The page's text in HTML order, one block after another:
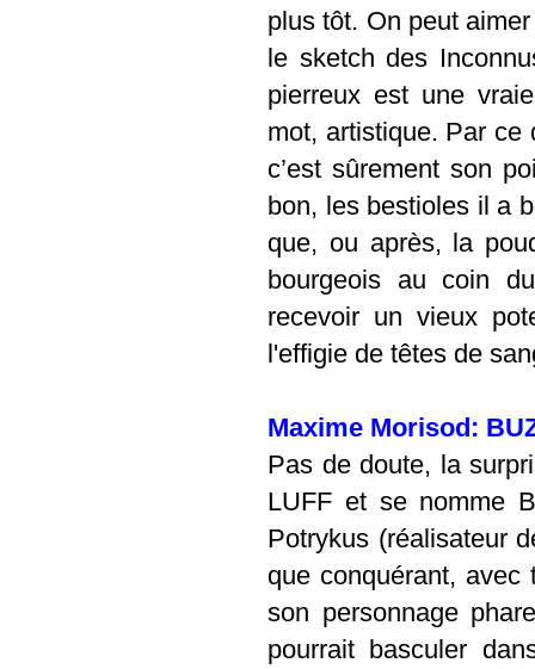
plus tôt. On peut
le sketch des
pierreux est une
mot, artistique. Par ce
c’est sûrement son
bon, les bestioles il a
que, ou après, la
bourgeois au coin
recevoir un vieux
l'effigie de têtes de
Maxime Morisod:
Pas de doute, la
LUFF et se nomme
Potrykus (réalisateur
que conquérant, avec
son personnage
pourrait basculer